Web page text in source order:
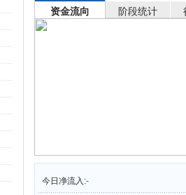
资金流向 阶段统计
今日净流入:-